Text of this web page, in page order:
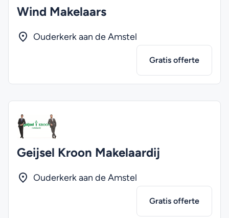
Wind Makelaars
Ouderkerk aan de Amstel
Gratis offerte
Geijsel Kroon Makelaardij
Ouderkerk aan de Amstel
Gratis offerte